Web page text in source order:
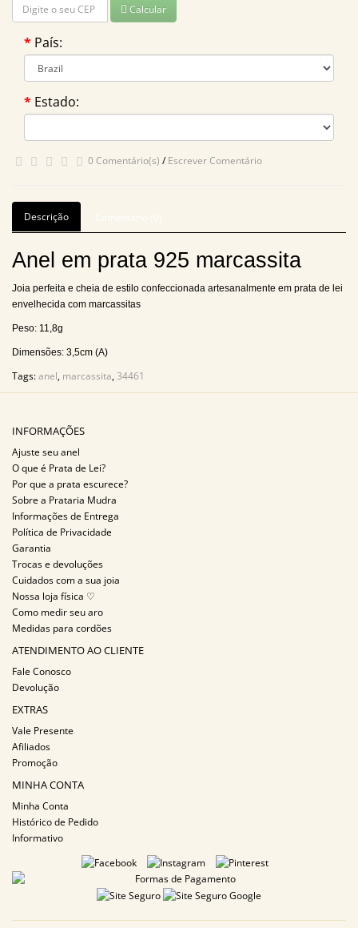
Calcular
País:
Estado:
0 Comentário(s) /Escrever Comentário
Descrição
Anel em prata 925 marcassita
Joia perfeita e cheia de estilo confeccionada artesanalmente em prata de lei
envelhecida com marcassitas
Peso: 11,8g
Dimensões: 3,5cm (A)
Tags:anel, marcassita,34461
INFORMAÇÕES
Ajuste seu anel
O que é Prata de Lei?
Por que a prata escurece?
Sobre a Prataria Mudra
Informações de Entrega
Política de Privacidade
Garantia
Trocas e devoluções
Cuidados com a sua joia
Nossa loja física ♡
Como medir seu aro
Medidas para cordões
ATENDIMENTO AO CLIENTE
Fale Conosco
Devolução
EXTRAS
Vale Presente
Afiliados
Promoção
MINHA CONTA
Minha Conta
Histórico de Pedido
Informativo